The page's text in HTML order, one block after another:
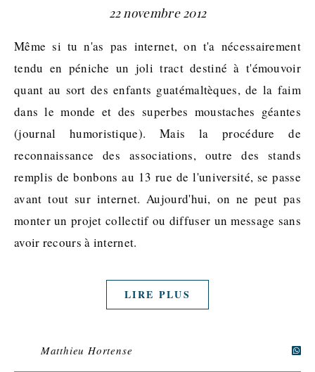
22 novembre 2012
Même si tu n'as pas internet, on t'a nécessairement
tendu en péniche un joli tract destiné à t'émouvoir
quant au sort des enfants guatémaltèques, de la faim
dans le monde et des superbes moustaches géantes
(journal humoristique). Mais la procédure de
reconnaissance des associations, outre des stands
remplis de bonbons au 13 rue de l'université, se passe
avant tout sur internet. Aujourd'hui, on ne peut pas
monter un projet collectif ou diffuser un message sans
avoir recours à internet.
LIRE PLUS
Matthieu Hortense